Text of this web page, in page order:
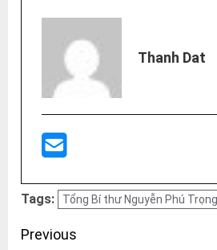
Thanh Dat
Tags: Tổng Bí thư Nguyễn Phú Trọng
Post
Previous